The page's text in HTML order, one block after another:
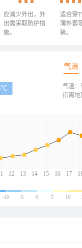
应减少外出，外
出需采取防护措
施。
适合穿
薄外套
装。
气温
12 13 14 15 16 17
气温：
指离地
-10 -5 0 5 10